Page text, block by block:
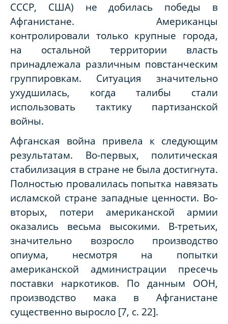
СССР, США) не добилась победы в
Афганистане. Американцы
контролировали только крупные города,
на остальной территории власть
принадлежала различным повстанческим
группировкам. Ситуация значительно
ухудшилась, когда талибы стали
использовать тактику партизанской
войны.
Афганская война привела к следующим
результатам. Во-первых, политическая
стабилизация в стране не была достигнута.
Полностью провалилась попытка навязать
исламской стране западные ценности. Во-
вторых, потери американской армии
оказались весьма высокими. В-третьих,
значительно возросло производство
опиума, несмотря на попытки
американской администрации пресечь
поставки наркотиков. По данным ООН,
производство мака в Афганистане
существенно выросло [7, с. 22].